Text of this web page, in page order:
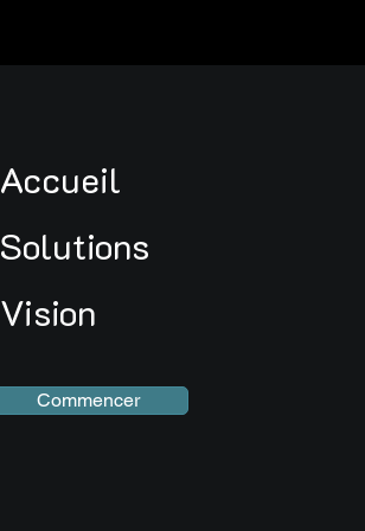
Accueil
Solutions
Vision
Commencer